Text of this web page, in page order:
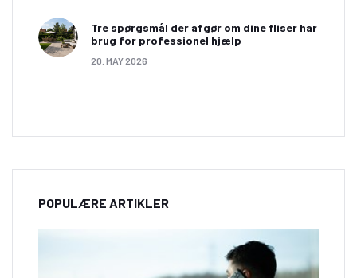
Tre spørgsmål der afgør om dine fliser har
brug for professionel hjælp
20. MAY 2026
POPULÆRE ARTIKLER